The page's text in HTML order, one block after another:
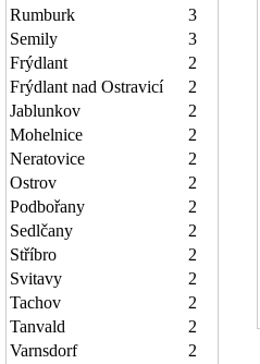
Rumburk
3
Semily
3
Frýdlant
2
Frýdlant nad Ostravicí
2
Jablunkov
2
Mohelnice
2
Neratovice
2
Ostrov
2
Podbořany
2
Sedlčany
2
Stříbro
2
Svitavy
2
Tachov
2
Tanvald
2
Varnsdorf
2